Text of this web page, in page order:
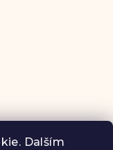
Dalším